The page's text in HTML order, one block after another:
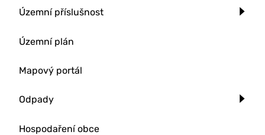
Územní příslušnost
Územní plán
Mapový portál
Odpady
Hospodaření obce